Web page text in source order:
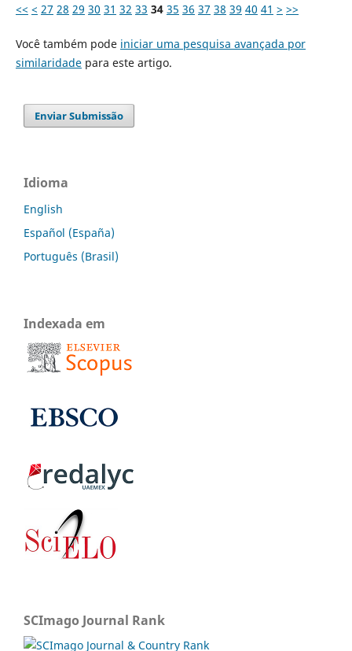
<< < 27 28 29 30 31 32 33 34 35 36 37 38 39 40 41 > >>
Você também pode iniciar uma pesquisa avançada por
similaridadepara este artigo.
Enviar Submissão
Idioma
English
Español (España)
Português (Brasil)
Indexada em
SCImago Journal Rank